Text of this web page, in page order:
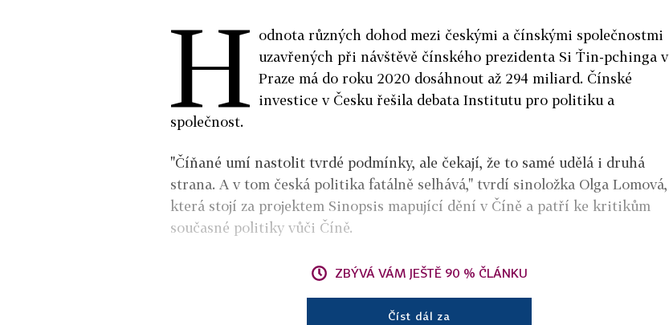
H odnota různých dohod mezi českými a čínskými společnostmi
uzavřených při návštěvě čínského prezidenta Si Ťin-pchinga v
Praze má do roku 2020 dosáhnout až 294 miliard. Čínské
investice v Česku řešila debata Institutu pro politiku a
společnost.
"Číňané umí nastolit tvrdé podmínky, ale čekají, že to samé udělá i druhá
strana. A v tom česká politika fatálně selhává," tvrdí sinoložka Olga Lomová,
která stojí za projektem Sinopsis mapující dění v Číně a patří ke kritikům
současné politiky vůči Číně.
ZBÝVÁ VÁM JEŠTĚ 90 % ČLÁNKU
Číst dál za